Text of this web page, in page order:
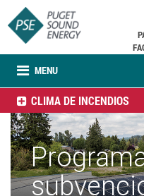
MENU
CLIMA DE INCENDIOS